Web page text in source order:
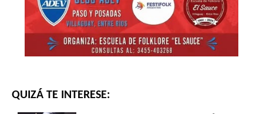
QUIZÁ TE INTERESE: